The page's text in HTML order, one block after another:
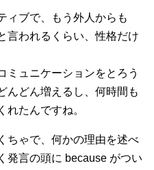
ィブで、もう外人からも
言われるくらい、性格だけ
ミュニケーションをとろう
んどん増えるし、何時間も
れたんですね。
ちゃで、何かの理由を述べ
発言の頭に because がつい